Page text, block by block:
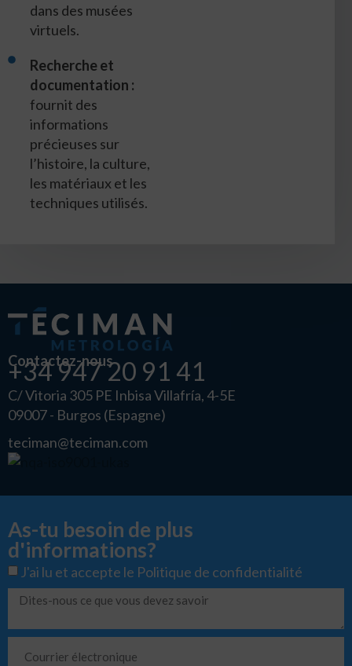
dans des musées
virtuels.
Recherche et
documentation :
fournit des
informations
précieuses sur
l’histoire, la culture,
les matériaux et les
techniques utilisés.
Contactez-nous
+34 947 20 91 41
C/ Vitoria 305 PE Inbisa Villafría, 4-5E
09007 - Burgos (Espagne)
teciman@teciman.com
As-tu besoin de plus
d'informations?
J'ai lu et accepte le Politique de confidentialité